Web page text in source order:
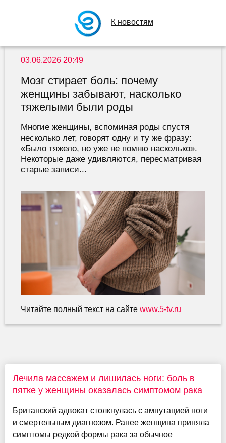
К новостям
03.06.2026 20:49
Мозг стирает боль: почему
женщины забывают, насколько
тяжелыми были роды
Многие женщины, вспоминая роды спустя
несколько лет, говорят одну и ту же фразу:
«Было тяжело, но уже не помню насколько».
Некоторые даже удивляются, пересматривая
старые записи...
Читайте полный текст на сайте www.5-tv.ru
Лечила массажем и лишилась ноги: боль в
пятке у женщины оказалась симптомом рака
Британский адвокат столкнулась с ампутацией ноги
и смертельным диагнозом. Ранее женщина приняла
симптомы редкой формы рака за обычное